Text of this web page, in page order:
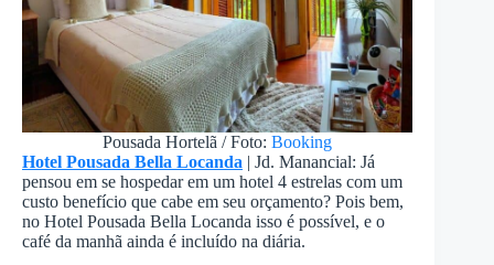
Pousada Hortelã / Foto:Booking
Hotel Pousada Bella Locanda | Jd. Manancial: Já
pensou em se hospedar em um hotel 4 estrelas com um
custo benefício que cabe em seu orçamento? Pois bem,
no Hotel Pousada Bella Locanda isso é possível, e o
café da manhã ainda é incluído na diária.